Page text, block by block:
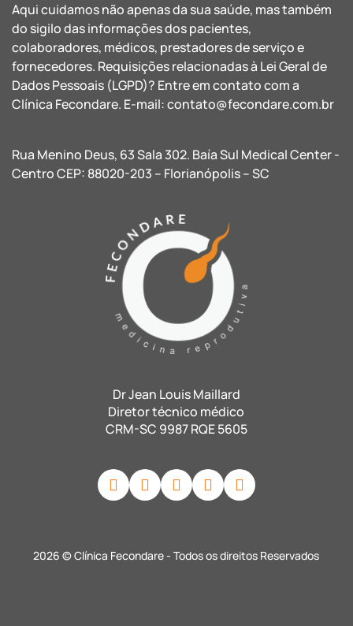
Aqui cuidamos não apenas da sua saúde, mas também
do sigilo das informações dos pacientes,
colaboradores, médicos, prestadores de serviço e
fornecedores. Requisições relacionadas à Lei Geral de
Dados Pessoais (LGPD)? Entre em contato com a
Clínica Fecondare. E-mail:contato@fecondare.com.br
Rua Menino Deus, 63 Sala 302. Baía Sul Medical Center -
Centro CEP: 88020-203 – Florianópolis – SC
Dr Jean Louis Maillard
Diretor técnico médico
CRM-SC 9987 RQE 5605
2026 © Clínica Fecondare - Todos os direitos Reservados